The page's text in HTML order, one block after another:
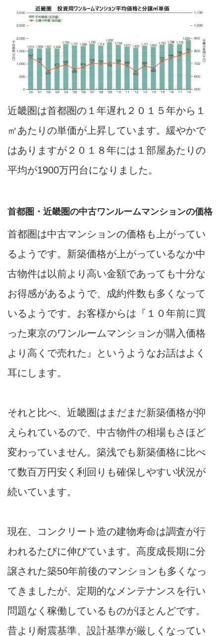
近畿圏は首都圏の１年遅れ２０１５年から１
㎡あたりの単価が上昇しています。緩やかで
はありますが２０１８年には１部屋あたりの
平均が1900万円台になりました。
首都圏・近畿圏の中古ワンルームマンションの価格
首都圏は中古マンションの価格も上がってい
るようです。新築価格が上がっているなか中
古物件は以前より高い金額であっても十分な
お得感があるようで、成約件数も多くなって
いるようです。お客様からは『１０年前に買
った東京のワンルームマンションが購入価格
より高くで売れた』というようなお話はよく
耳にします。
それと比べ、近畿圏はまだまだ新築価格が抑
えられているので、中古物件の相場もさほど
変わっていません。築浅でも新築価格に比べ
て数百万円安く利回りも確保しやすい状況が
続いています。
現在、コンクリート造の建物寿命は調査が行
われるたびに伸びています。高度成長期に分
譲された築50年前後のマンションも多くなっ
てきましたが、定期的なメンテナンスを行い
問題なく稼働しているものがほとんどです。
昔より耐震基準、設計基準が厳しくなってい